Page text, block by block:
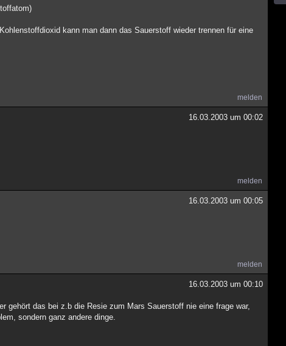
kann man dann das Sauerstoff wieder trennen für eine
melden
16.03.2003 um 00:02
melden
16.03.2003 um 00:05
melden
16.03.2003 um 00:10
gehört das bei z.b die Resie zum Mars Sauerstoff nie eine frage war,
sondern ganz andere dinge.